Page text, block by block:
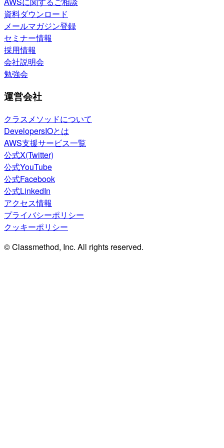
資料ダウンロード
メールマガジン登録
セミナー情報
採用情報
会社説明会
勉強会
運営会社
クラスメソッドについて
DevelopersIOとは
AWS支援サービス一覧
公式X(Twitter)
公式YouTube
公式Facebook
公式LinkedIn
アクセス情報
プライバシーポリシー
クッキーポリシー
© Classmethod, Inc. All rights reserved.